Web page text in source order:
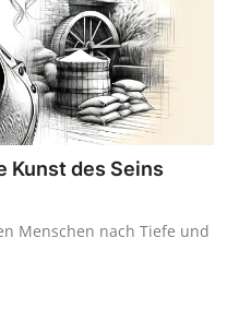
Kunst des Seins
Menschen nach Tiefe und